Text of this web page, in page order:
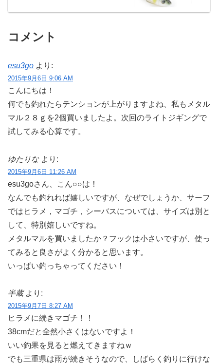
コメント
esu3go より:
2015年9月6日 9:06 AM
こんにちは！
何でも釣れたらテンションが上がりますよね、私もメタル
マル２８ｇを2個買いましたよ。次回のライトジギングで
試してみる心算です。
ゆたりな より:
2015年9月6日 11:26 AM
esu3goさん、こん○○は！
なんでも釣れれば嬉しいですが、なぜでしょうか、サーフ
ではヒラメ，マゴチ，シーバスについては、サイズは別と
して、特別嬉しいですね。
メタルマルを買いましたか？フックは小さいですが、使っ
てみると良さがよく分かると思います。
いっぱい釣っちゃってください！
半蔵 より:
2015年9月7日 8:27 AM
ヒラメに続きマゴチ！！
38cmだと全然小さくはないですよ！
いい釣果を見ると燃えてきますねｗ
でも三重県は雨が続きそうなので、しばらく釣りに行けな